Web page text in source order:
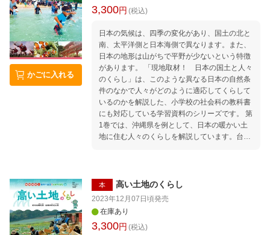
かごに入れる
3,300円 (税込)
日本の気候は、四季の変化があり、国土の北と
南、太平洋側と日本海側で異なります。また、
日本の地形は山がちで平野が少ないという特徴
があります。 「現地取材！ 日本の国土と人々
のくらし」は、このような異なる日本の自然条
件のなかで人々がどのように適応してくらして
いるのかを解説した、小学校の社会科の教科書
にも対応している学習資料のシリーズです。 第
1巻では、沖縄県を例として、日本の暖かい土
地に住む人々のくらしを解説しています。台風
リカ占領時代などを、現地での取材をもとに充
実な地図や図版、データ資料とあわせて紹介し
本 高い土地のくらし
2023年12月07日頃発売
在庫あり
3,300円 (税込)